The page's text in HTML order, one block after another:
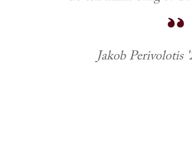
Jakob Perivolotis